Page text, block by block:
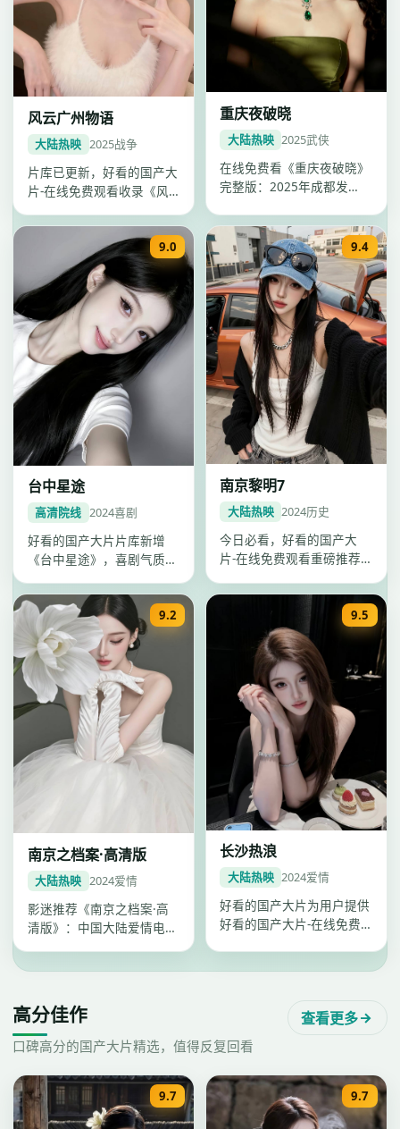
风云广州物语
大陆热映 2025战争
片库已更新，好看的国产大
片-在线免费观看收录《风
争国产大…
重庆夜破晓
大陆热映 2025武侠
在线免费看《重庆夜破晓》
完整版：2025年成都发
辉、任嘉伦…
9.0
台中星途
高清院线 2024喜剧
好看的国产大片片库新增
《台中星途》，喜剧气质浓
2024年…
9.4
南京黎明7
大陆热映 2024历史
今日必看，好看的国产大
片-在线免费观看重磅推荐
津历史…
9.2
南京之档案·高清版
大陆热映 2024爱情
影迷推荐《南京之档案·高
清版》：中国大陆爱情电
9.5
长沙热浪
大陆热映 2024爱情
好看的国产大片为用户提供
好看的国产大片-在线免费
高分佳作
口碑高分的国产大片精选，值得反复回看
查看更多
9.7 9.7